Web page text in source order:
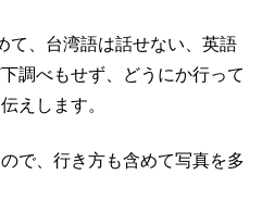
て、台湾語は話せない、英語
調べもせず、どうにか行って
えします。
で、行き方も含めて写真を多